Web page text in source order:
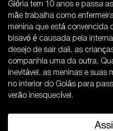
Glória tem 10 anos e passa
mãe trabalha como
menina que está convencida
bisavó é causada pela
desejo de sair dali, as
companhia uma da outra.
inevitável, as meninas e suas
no interior do Goiás para
verão inesquecível.